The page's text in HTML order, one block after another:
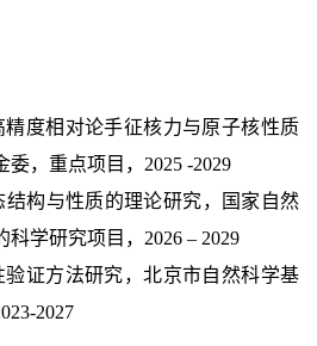
度相对论手征核力与原子核性质
，重点项目，2025 -2029
构与性质的理论研究，国家自然
学研究项目，2026 – 2029
证方法研究，北京市自然科学基
2027